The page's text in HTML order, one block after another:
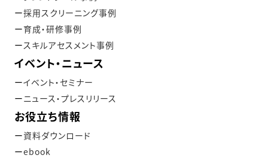
採用スクリーニング事例
育成・研修事例
スキルアセスメント事例
イベント・ニュース
イベント・セミナー
ニュース・プレスリリース
お役立ち情報
資料ダウンロード
ebook